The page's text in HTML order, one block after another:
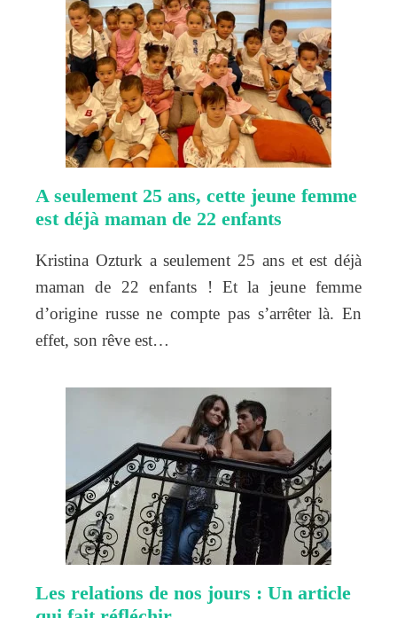
A seulement 25 ans, cette jeune femme
est déjà maman de 22 enfants
Kristina Ozturk a seulement 25 ans et est déjà
maman de 22 enfants ! Et la jeune femme
d’origine russe ne compte pas s’arrêter là. En
effet, son rêve est…
Les relations de nos jours : Un article